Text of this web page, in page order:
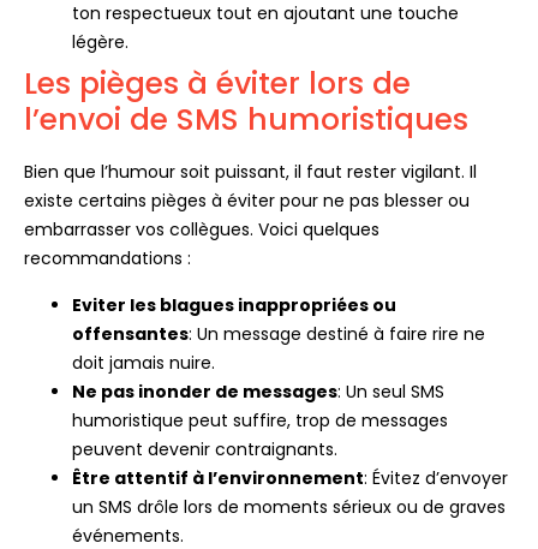
ton respectueux tout en ajoutant une touche
légère.
Les pièges à éviter lors de
l’envoi de SMS humoristiques
Bien que l’humour soit puissant, il faut rester vigilant. Il
existe certains pièges à éviter pour ne pas blesser ou
embarrasser vos collègues. Voici quelques
recommandations :
Eviter les blagues inappropriées ou
offensantes: Un message destiné à faire rire ne
doit jamais nuire.
Ne pas inonder de messages: Un seul SMS
humoristique peut suffire, trop de messages
peuvent devenir contraignants.
Être attentif à l’environnement: Évitez d’envoyer
un SMS drôle lors de moments sérieux ou de graves
événements.